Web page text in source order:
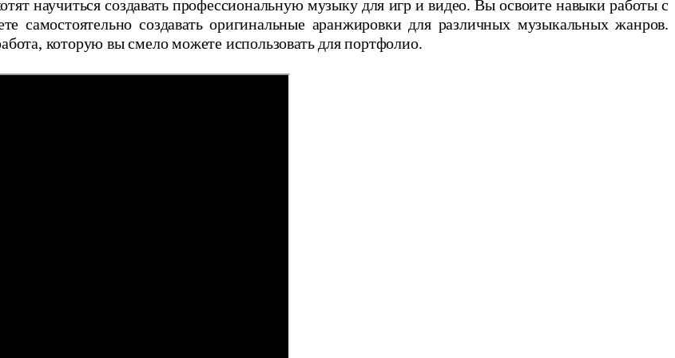
научиться создавать профессиональную музыку для игр и видео. Вы освоите навыки работы с
самостоятельно создавать оригинальные аранжировки для различных музыкальных жанров.
которую вы смело можете использовать для портфолио.